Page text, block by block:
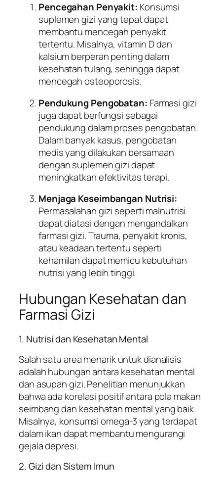
Pencegahan Penyakit: Konsumsi
suplemen gizi yang tepat dapat
membantu mencegah penyakit
tertentu. Misalnya, vitamin D dan
kalsium berperan penting dalam
kesehatan tulang, sehingga dapat
mencegah osteoporosis.
Pendukung Pengobatan: Farmasi gizi
juga dapat berfungsi sebagai
pendukung dalam proses pengobatan.
Dalam banyak kasus, pengobatan
medis yang dilakukan bersamaan
dengan suplemen gizi dapat
meningkatkan efektivitas terapi.
Menjaga Keseimbangan Nutrisi:
Permasalahan gizi seperti malnutrisi
dapat diatasi dengan mengandalkan
farmasi gizi. Trauma, penyakit kronis,
atau keadaan tertentu seperti
kehamilan dapat memicu kebutuhan
nutrisi yang lebih tinggi.
Hubungan Kesehatan dan
Farmasi Gizi
1. Nutrisi dan Kesehatan Mental
Salah satu area menarik untuk dianalisis
adalah hubungan antara kesehatan mental
dan asupan gizi. Penelitian menunjukkan
bahwa ada korelasi positif antara pola makan
seimbang dan kesehatan mental yang baik.
Misalnya, konsumsi omega-3 yang terdapat
dalam ikan dapat membantu mengurangi
gejala depresi.
2. Gizi dan Sistem Imun